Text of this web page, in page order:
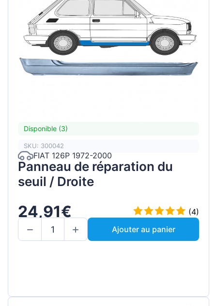
Disponible (3)
SKU: 300042
FIAT 126P 1972-2000
Panneau de réparation du
seuil / Droite
24,91€
(4)
Ajouter au panier